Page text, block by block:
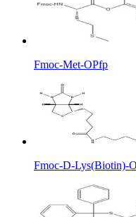
Fmoc-Met-OPfp
Fmoc-D-Lys(Biotin)-